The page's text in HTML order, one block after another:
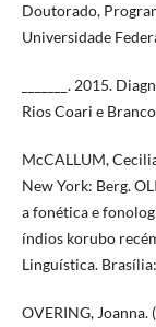
Doutorado,
Universidade
_______. 2015.
Rios Coari e
McCALLUM,
New York: Berg.
a fonética e
índios korubo
Linguística.
OVERING,